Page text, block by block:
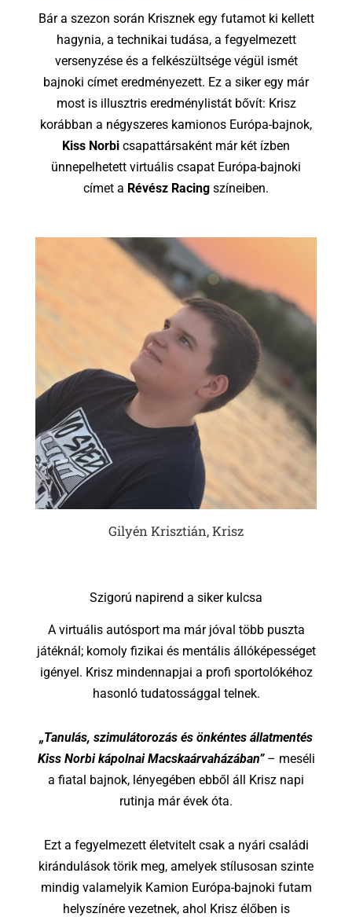
Bár a szezon során Krisznek egy futamot ki kellett
hagynia, a technikai tudása, a fegyelmezett
versenyzése és a felkészültsége végül ismét
bajnoki címet eredményezett. Ez a siker egy már
most is illusztris eredménylistát bővít: Krisz
korábban a négyszeres kamionos Európa-bajnok,
Kiss Norbi csapattársaként már két ízben
ünnepelhetett virtuális csapat Európa-bajnoki
címet a Révész Racing színeiben.
Gilyén Krisztián, Krisz
Szigorú napirend a siker kulcsa
A virtuális autósport ma már jóval több puszta
játéknál; komoly fizikai és mentális állóképességet
igényel. Krisz mindennapjai a profi sportolókéhoz
hasonló tudatossággal telnek.
„Tanulás, szimulátorozás és önkéntes állatmentés
Kiss Norbi kápolnai Macskaárvaházában”– meséli
a fiatal bajnok, lényegében ebből áll Krisz napi
rutinja már évek óta.
Ezt a fegyelmezett életvitelt csak a nyári családi
kirándulások törik meg, amelyek stílusosan szinte
mindig valamelyik Kamion Európa-bajnoki futam
helyszínére vezetnek, ahol Krisz élőben is